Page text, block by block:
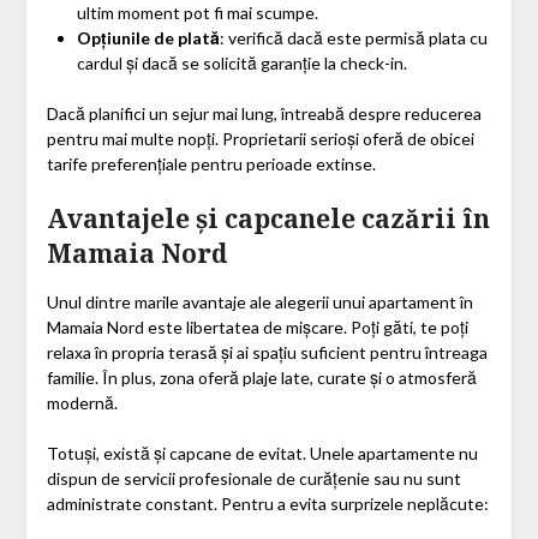
ultim moment pot fi mai scumpe.
Opțiunile de plată: verifică dacă este permisă plata cu
cardul și dacă se solicită garanție la check-in.
Dacă planifici un sejur mai lung, întreabă despre reducerea
pentru mai multe nopți. Proprietarii serioși oferă de obicei
tarife preferențiale pentru perioade extinse.
Avantajele și capcanele cazării în
Mamaia Nord
Unul dintre marile avantaje ale alegerii unui apartament în
Mamaia Nord este libertatea de mișcare. Poți găti, te poți
relaxa în propria terasă și ai spațiu suficient pentru întreaga
familie. În plus, zona oferă plaje late, curate și o atmosferă
modernă.
Totuși, există și capcane de evitat. Unele apartamente nu
dispun de servicii profesionale de curățenie sau nu sunt
administrate constant. Pentru a evita surprizele neplăcute: